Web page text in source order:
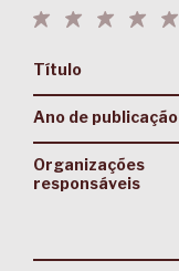
Título
Ano de publicação
Organizações
responsáveis